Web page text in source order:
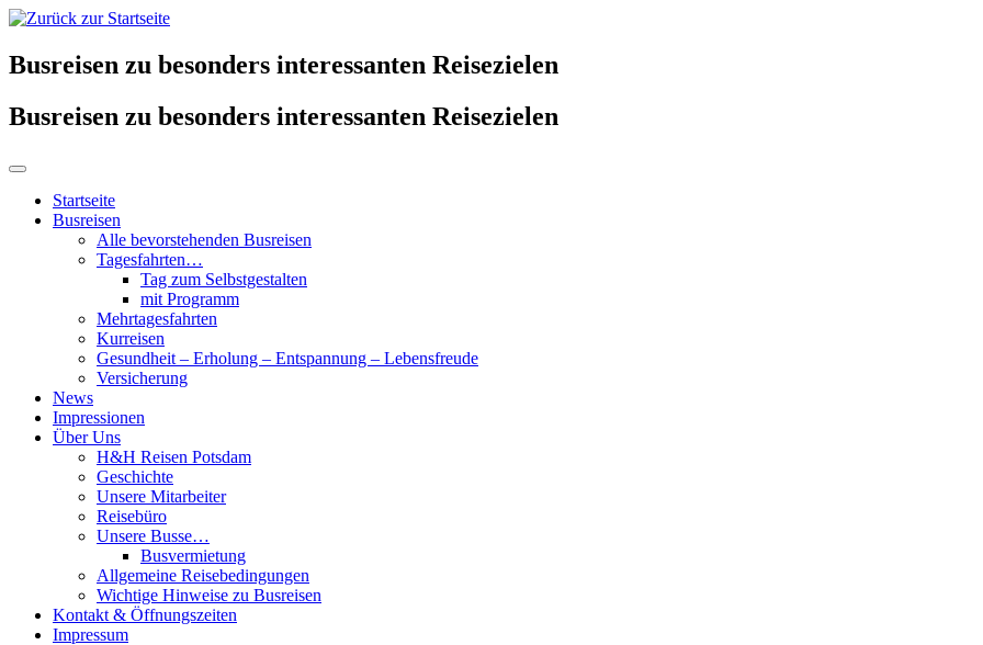
Busreisen zu besonders interessanten Reisezielen
Busreisen zu besonders interessanten Reisezielen
Startseite
Busreisen
Alle bevorstehenden Busreisen
Tagesfahrten…
Tag zum Selbstgestalten
mit Programm
Mehrtagesfahrten
Kurreisen
Gesundheit – Erholung – Entspannung – Lebensfreude
Versicherung
News
Impressionen
Über Uns
H&H Reisen Potsdam
Geschichte
Unsere Mitarbeiter
Reisebüro
Unsere Busse…
Busvermietung
Allgemeine Reisebedingungen
Wichtige Hinweise zu Busreisen
Kontakt & Öffnungszeiten
Impressum